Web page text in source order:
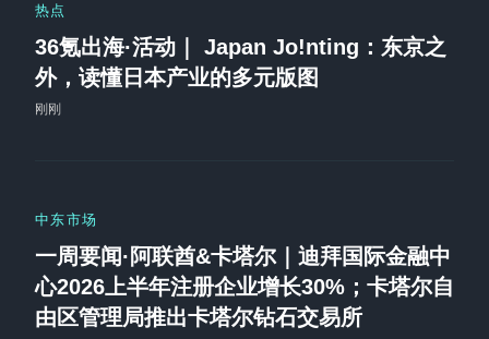
热点
36氪出海·活动｜ Japan Jo!nting：东京之
外，读懂日本产业的多元版图
刚刚
中东市场
一周要闻·阿联酋&卡塔尔｜迪拜国际金融中
心2026上半年注册企业增长30%；卡塔尔自
由区管理局推出卡塔尔钻石交易所